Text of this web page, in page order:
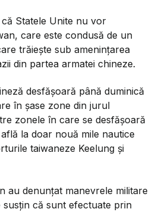
Statele Unite nu vor
care este condusă de un
trăieşte sub ameninţarea
din partea armatei chineze.
desfășoară până duminică
în șase zone din jurul
zonele în care se desfășoară
la doar nouă mile nautice
taiwaneze Keelung şi
au denunțat manevrele militare
că sunt efectuate prin